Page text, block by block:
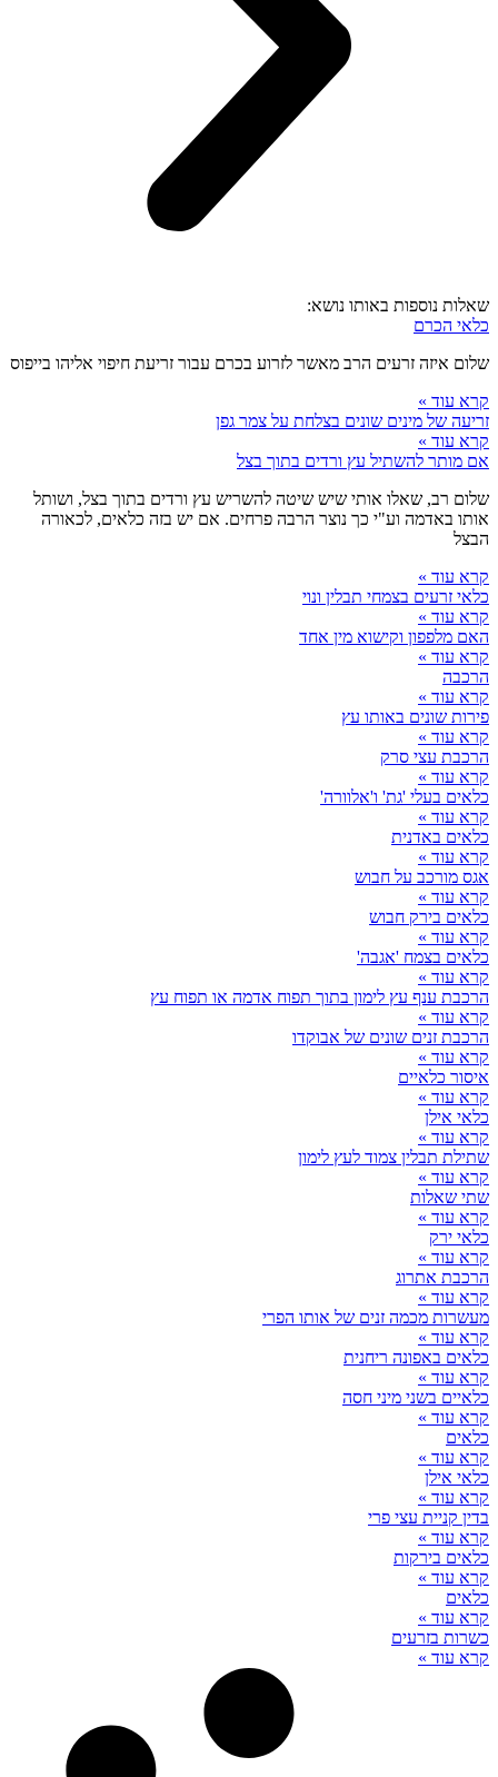
שאלות נוספות באותו נושא:
כלאי הכרם
שלום איזה זרעים הרב מאשר לזרוע בכרם עבור זריעת חיפוי אליהו בייפוס
קרא עוד »
זריעה של מינים שונים בצלחת על צמר גפן
קרא עוד »
אם מותר להשתיל עץ ורדים בתוך בצל
שלום רב, שאלו אותי שיש שיטה להשריש עץ ורדים בתוך בצל, ושותל
אותו באדמה וע"י כך נוצר הרבה פרחים. אם יש בזה כלאים, לכאורה
הבצל
קרא עוד »
כלאי זרעים בצמחי תבלין ונוי
קרא עוד »
האם מלפפון וקישוא מין אחד
קרא עוד »
הרכבה
קרא עוד »
פירות שונים באותו עץ
קרא עוד »
הרכבת עצי סרק
קרא עוד »
כלאים בעלי 'גת' ו'אלוורה'
קרא עוד »
כלאים באדנית
קרא עוד »
אגס מורכב על חבוש
קרא עוד »
כלאים בירק חבוש
קרא עוד »
כלאים בצמח 'אגבה'
קרא עוד »
הרכבת ענף עץ לימון בתוך תפוח אדמה או תפוח עץ
קרא עוד »
הרכבת זנים שונים של אבוקדו
קרא עוד »
איסור כלאיים
קרא עוד »
כלאי אילן
קרא עוד »
שתילת תבלין צמוד לעץ לימון
קרא עוד »
שתי שאלות
קרא עוד »
כלאי ירק
קרא עוד »
הרכבת אתרוג
קרא עוד »
מעשרות מכמה זנים של אותו הפרי
קרא עוד »
כלאים באפונה ריחנית
קרא עוד »
כלאיים בשני מיני חסה
קרא עוד »
כלאים
קרא עוד »
כלאי אילן
קרא עוד »
בדין קניית עצי פרי
קרא עוד »
כלאים בירקות
קרא עוד »
כלאים
קרא עוד »
כשרות בזרעים
קרא עוד »